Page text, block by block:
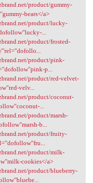
product/gummy-
bears</a>
product/lucky-
...
product/frosted-
"rel="dofollo...
product/pink-
p...
product/red-velvet-
velv...
product/coconut-
...
product/marsh-
b...
product/fruity-
product/milk-
cookies</a>
product/blueberry-